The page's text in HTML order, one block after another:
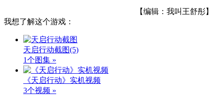
【编辑：我叫王舒彤】
我想了解这个游戏：
天启行动截图(5)
1个图集 »
《天启行动》实机视频
3个视频 »